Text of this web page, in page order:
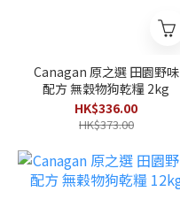
Canagan 原之選 田園野味
配方 無穀物狗乾糧 2kg
HK$336.00
HK$373.00